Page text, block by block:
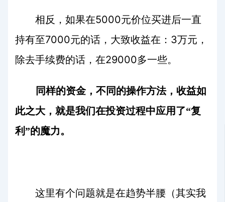
相反，如果在5000元价位买进后一直
持有至7000元的话，大致收益在： 3万元，
除去手续费的话，在29000多一些。
同样的资金，不同的操作方法，收益如
此之大，就是我们在投资过程中应用了“复
利”的魔力。
这里有个问题就是在趋势半腰（其实我